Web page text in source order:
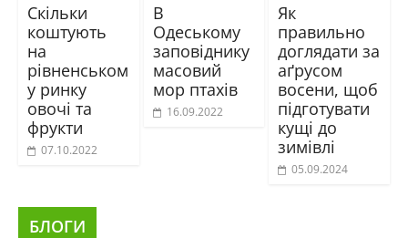
Скільки
коштують
на
рівненськом
у ринку
овочі та
фрукти
07.10.2022
В
Одеському
заповіднику
масовий
мор птахів
16.09.2022
Як
правильно
доглядати за
аґрусом
восени, щоб
підготувати
кущі до
зимівлі
05.09.2024
БЛОГИ